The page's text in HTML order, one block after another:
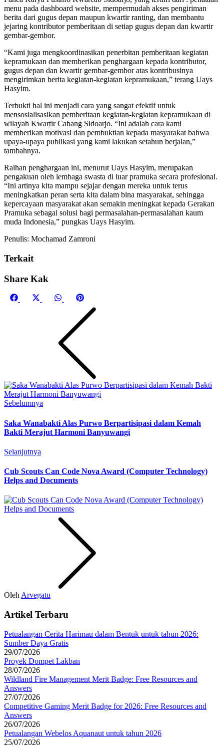
menu pada dashboard website, mempermudah akses pengiriman
berita dari gugus depan maupun kwartir ranting, dan membantu
jejaring kontributor pemberitaan di setiap gugus depan dan kwartir
gembar-gembor.
“Kami juga mengkoordinasikan penerbitan pemberitaan kegiatan
kepramukaan dan memberikan penghargaan kepada kontributor,
gugus depan dan kwartir gembar-gembor atas kontribusinya
mengirimkan berita kegiatan-kegiatan kepramukaan,” terang Uays
Hasyim.
Terbukti hal ini menjadi cara yang sangat efektif untuk
mensosialisasikan pemberitaan kegiatan-kegiatan kepramukaan di
wilayah Kwartir Cabang Sidoarjo. “Ini adalah cara kami
memberikan motivasi dan pembuktian kepada masyarakat bahwa
upaya-upaya publikasi yang kami lakukan setahun berjalan,”
tambahnya.
Raihan penghargaan ini, menurut Uays Hasyim, merupakan
pengakuan oleh lembaga swasta di luar pramuka secara profesional.
“Ini artinya kita mampu sejajar dengan mereka untuk terus
meningkatkan peran serta kita dalam bina masyarakat, sehingga
kepercayaan masyarakat akan semakin meningkat kepada Gerakan
Pramuka sebagai solusi bagi permasalahan-permasalahan kaum
muda Indonesia,” pungkas Uays Hasyim.
Penulis: Mochamad Zamroni
Terkait
Share Kak
Share
Share
Share
WhatsApp
on
Pinterest
Sebelumnya
Saka Wanabakti Alas Purwo Berpartisipasi dalam Kemah
Bakti Merajut Harmoni Banyuwangi
Selanjutnya
Cub Scouts Can Code Nova Award (Computer Technology)
Helps and Documents
OlehArvegatu
Artikel Terbaru
Petualangan Cerita Harimau dalam Bentuk untuk tahun 2026:
Sumber Daya Gratis
29/07/2026
Proyek Dompet Lakban
28/07/2026
Wildland Fire Management Merit Badge: Free Resources and
Answers
27/07/2026
Competitive Gaming Merit Badge for 2026: Free Resources and
Answers
26/07/2026
Petualangan Webelos Aquanaut untuk tahun 2026
25/07/2026